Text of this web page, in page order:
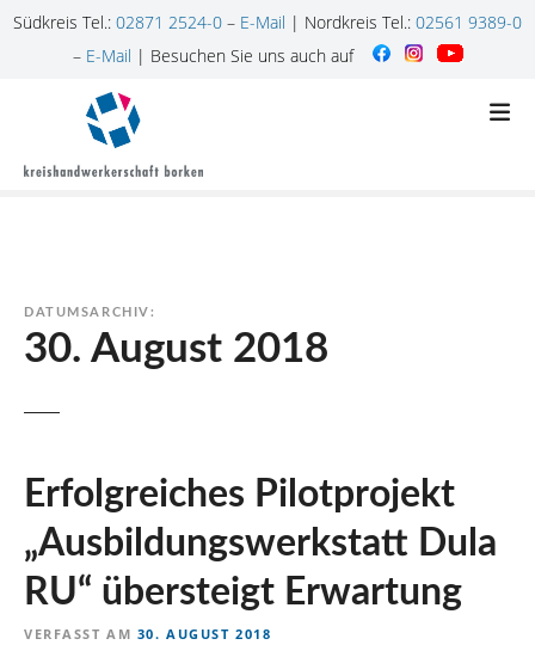
Südkreis Tel.: 02871 2524-0 – E-Mail | Nordkreis Tel.: 02561 9389-0
– E-Mail | Besuchen Sie uns auch auf
DATUMSARCHIV:
30. August 2018
Erfolgreiches Pilotprojekt
„Ausbildungswerkstatt Dula
RU“ übersteigt Erwartung
VERFASST AM 30. AUGUST 2018